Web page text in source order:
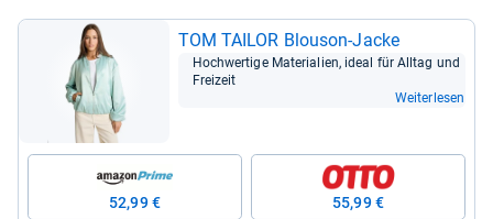
TOM TAI­LOR Blou­son-​Jacke
Hoch­wer­tige Mate­ria­lien, ideal für All­tag und
Frei­zeit
Weiterlesen
52,99 € 55,99 €